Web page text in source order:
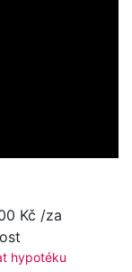
Kč /za
hypotéku